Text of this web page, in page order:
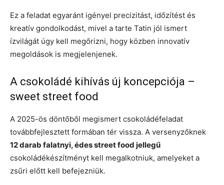
Ez a feladat egyaránt igényel precizitást, időzítést és
kreatív gondolkodást, mivel a tarte Tatin jól ismert
ízvilágát úgy kell megőrizni, hogy közben innovatív
megoldások is megjelenjenek.
A csokoládé kihívás új koncepciója –
sweet street food
A 2025-ös döntőből megismert csokoládéfeladat
továbbfejlesztett formában tér vissza. A versenyzőknek
12 darab falatnyi, édes street food jellegű
csokoládékészítményt kell megalkotniuk, amelyeket a
zsűri előtt kell befejezniük.